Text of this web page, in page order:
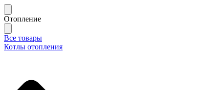
Отопление
Все товары
Котлы отопления